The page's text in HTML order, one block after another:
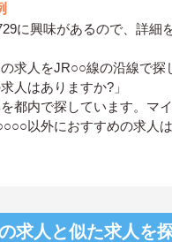
に興味があるので、詳細
の求人をJR○○線の沿線で探
人はありますか?」
を都内で探しています。マ
以外におすすめの求人
求人と似た求人を